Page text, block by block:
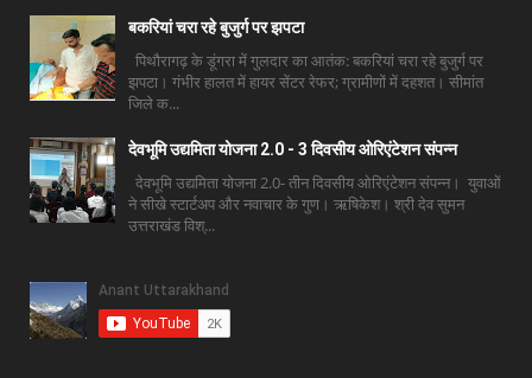
बकरियां चरा रहे बुजुर्ग पर झपटा
पिथौरागढ़ के डूंगरा में गुलदार का आतंक: बकरियां चरा रहे बुजुर्ग पर
झपटा। गंभीर हालत में हायर सेंटर रेफर; ग्रामीणों में दहशत। सीमांत
जिले क...
देवभूमि उद्यमिता योजना 2.0 - 3 दिवसीय ओरिएंटेशन संपन्न
देवभूमि उद्यमिता योजना 2.0- तीन दिवसीय ओरिएंटेशन संपन्न। युवाओं
ने सीखे स्टार्टअप और नवाचार के गुण। ऋषिकेश। श्री देव सुमन
उत्तराखंड विश्...